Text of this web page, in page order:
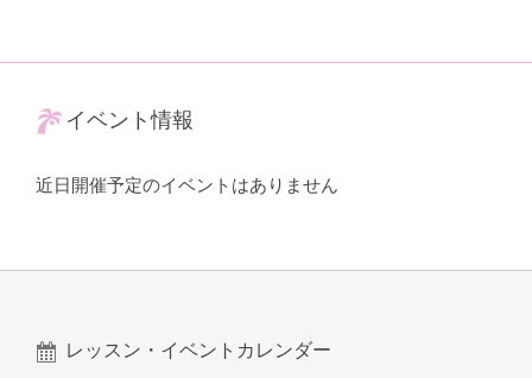
イベント情報
近日開催予定のイベントはありません
レッスン・イベントカレンダー